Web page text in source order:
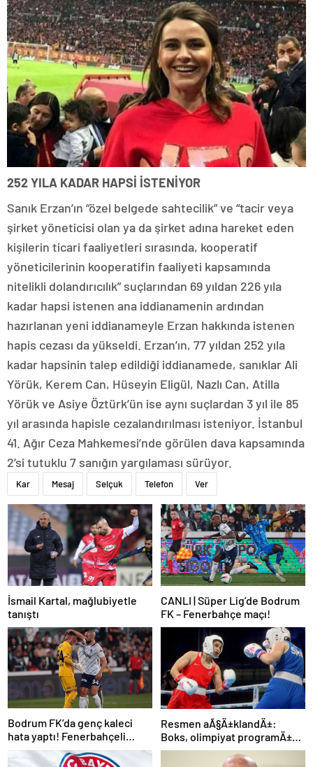
252 YILA KADAR HAPSİ İSTENİYOR
Sanık Erzan’ın “özel belgede sahtecilik” ve “tacir veya
şirket yöneticisi olan ya da şirket adına hareket eden
kişilerin ticari faaliyetleri sırasında, kooperatif
yöneticilerinin kooperatifin faaliyeti kapsamında
nitelikli dolandırıcılık” suçlarından 69 yıldan 226 yıla
kadar hapsi istenen ana iddianamenin ardından
hazırlanan yeni iddianameyle Erzan hakkında istenen
hapis cezası da yükseldi. Erzan’ın, 77 yıldan 252 yıla
kadar hapsinin talep edildiği iddianamede, sanıklar Ali
Yörük, Kerem Can, Hüseyin Eligül, Nazlı Can, Atilla
Yörük ve Asiye Öztürk’ün ise aynı suçlardan 3 yıl ile 85
yıl arasında hapisle cezalandırılması isteniyor. İstanbul
41. Ağır Ceza Mahkemesi’nde görülen dava kapsamında
2’si tutuklu 7 sanığın yargılaması sürüyor.
Kar Mesaj Selçuk Telefon Ver
İsmail Kartal, mağlubiyetle
tanıştı
CANLI | Süper Lig’de Bodrum
FK – Fenerbahçe maçı!
Bodrum FK’da genç kaleci
hata yaptı! Fenerbahçeli
futbolcular teselli etti
Resmen aÃ§Ä±klandÄ±:
Boks, olimpiyat programÄ±na
dahil edildi